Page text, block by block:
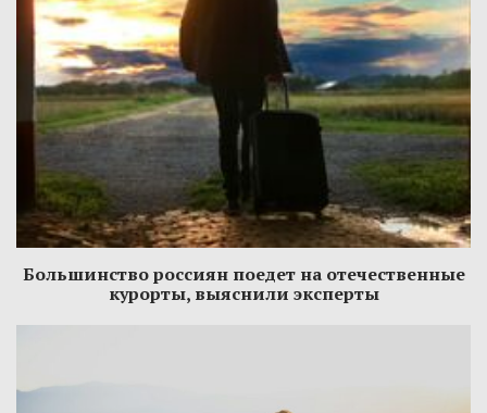
Большинство россиян поедет на отечественные
курорты, выяснили эксперты